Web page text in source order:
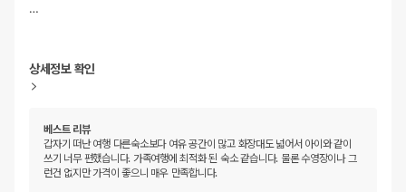
…
상세정보 확인
베스트 리뷰
갑자기 떠난 여행 다른숙소보다 여유 공간이 많고 화장대도 넓어서 아이와 같이
쓰기 너무 편했습니다. 가족여행에 최적화 된 숙소 같습니다. 물론 수영장이나 그
런건 없지만 가격이 좋으니 매우 만족합니다.